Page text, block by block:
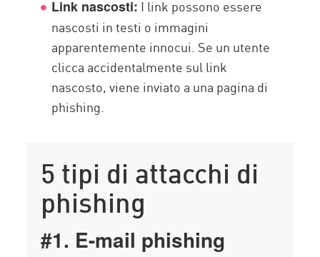
Link nascosti: I link possono essere
nascosti in testi o immagini
apparentemente innocui. Se un utente
clicca accidentalmente sul link
nascosto, viene inviato a una pagina di
phishing.
5 tipi di attacchi di
phishing
#1. E-mail phishing